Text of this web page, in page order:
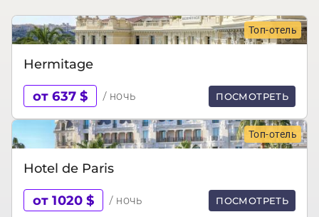
Топ-отель
Hermitage
от 637 $ / ночь ПОСМОТРЕТЬ
Топ-отель
Hotel de Paris
от 1020 $ / ночь ПОСМОТРЕТЬ